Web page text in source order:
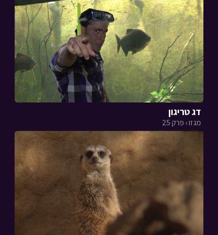
דג טריגון
מגזו › פרק 25